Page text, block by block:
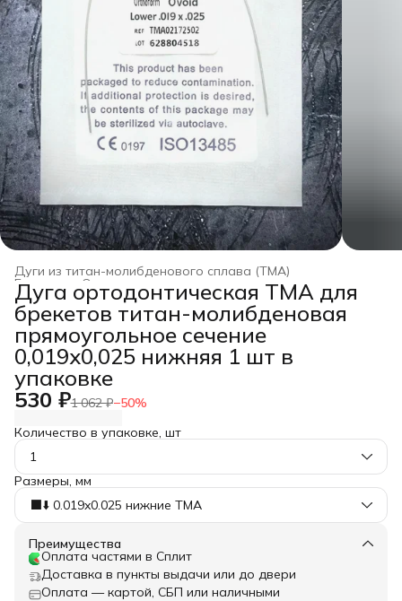
Дуги из титан-молибденового сплава (TMA)
Ортодонтические дуги
Главная
Дуга ортодонтическая TMA для
брекетов титан-молибденовая
прямоугольное сечение
0,019x0,025 нижняя 1 шт в
упаковке
530 ₽1 062 ₽−50%
Количество в упаковке, шт
1
Размеры, мм
⬛️⬇️ 0.019x0.025 нижние TMA
Преимущества
Оплата частями в Сплит
Доставка в пункты выдачи или до двери
Оплата — картой, СБП или наличными